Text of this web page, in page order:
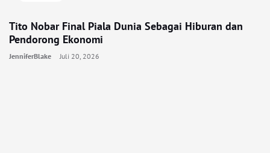
Tito Nobar Final Piala Dunia Sebagai Hiburan dan
Pendorong Ekonomi
JenniferBlake Juli 20, 2026